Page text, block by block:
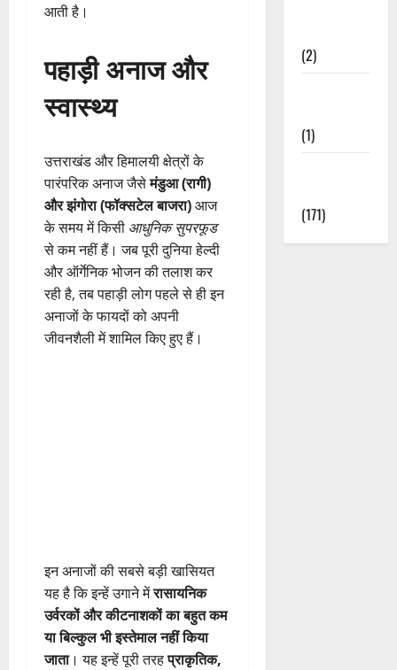
आती है।
पहाड़ी अनाज और
स्वास्थ्य
उत्तराखंड और हिमालयी क्षेत्रों के
पारंपरिक अनाज जैसेमंडुआ (रागी)
और झंगोरा (फॉक्सटेल बाजरा)आज
के समय में किसी आधुनिक सुपरफूड
से कम नहीं हैं। जब पूरी दुनिया हेल्दी
और ऑर्गेनिक भोजन की तलाश कर
रही है, तब पहाड़ी लोग पहले से ही इन
अनाजों के फायदों को अपनी
जीवनशैली में शामिल किए हुए हैं।
इन अनाजों की सबसे बड़ी खासियत
यह है कि इन्हें उगाने मेंरासायनिक
उर्वरकों और कीटनाशकों का बहुत कम
या बिल्कुल भी इस्तेमाल नहीं किया
जाता। यह इन्हें पूरी तरहप्राकृतिक,
(2)
(1)
(171)